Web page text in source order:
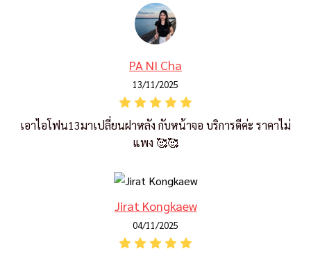
PA NI Cha
13/11/2025
เอาไอโฟน13มาเปลี่ยนฝาหลัง กับหน้าจอ บริการดีค่ะ ราคาไม่
แพง 🥰🥰
Jirat Kongkaew
04/11/2025